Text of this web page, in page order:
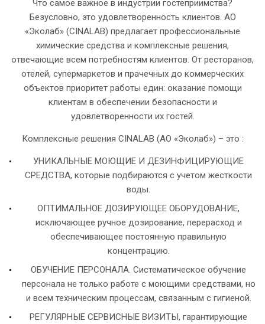
Что самое важное в индустрии гостеприимства?
Безусловно, это удовлетворенность клиентов. АО
«Эколаб» (CINALAB) предлагает профессиональные
химические средства и комплексные решения,
отвечающие всем потребностям клиентов. От ресторанов,
отелей, супермаркетов и прачечных до коммерческих
объектов приоритет работы един: оказание помощи
клиентам в обеспечении безопасности и
удовлетворенности их гостей.
Комплексные решения CINALAB (АО «Эколаб») – это :
УНИКАЛЬНЫЕ МОЮЩИЕ И ДЕЗИНФИЦИРУЮЩИЕ
СРЕДСТВА, которые подбираются с учетом жесткости
воды.
ОПТИМАЛЬНОЕ ДОЗИРУЮЩЕЕ ОБОРУДОВАНИЕ,
исключающее ручное дозирование, перерасход и
обеспечивающее постоянную правильную
концентрацию.
ОБУЧЕНИЕ ПЕРСОНАЛА. Систематическое обучение
персонала не только работе c моющими средствами, но
и всем техническим процессам, связанным с гигиеной.
РЕГУЛЯРНЫЕ СЕРВИСНЫЕ ВИЗИТЫ, гарантирующие